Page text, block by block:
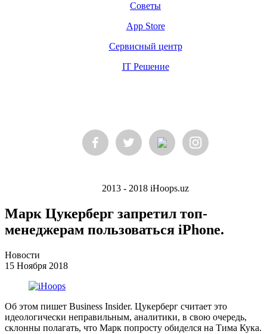
Советы
App Store
Сервисный центр
IT Решение
2013 - 2018 iHoops.uz
Марк Цукерберг запретил топ-
менеджерам пользоваться iPhone.
Новости
15 Ноября 2018
Об этом пишет Business Insider. Цукерберг считает это
идеологически неправильным, аналитики, в свою очередь,
склонны полагать, что Марк попросту обиделся на Тима Кука.